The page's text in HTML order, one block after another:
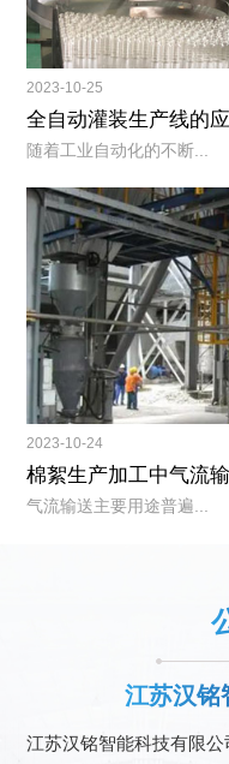
2023-10-25
全自动灌装生产线的
随着工业自动化的不断...
2023-10-24
棉絮生产加工中气流
气流输送主要用途普遍...
江苏汉铭
江苏汉铭智能科技有限